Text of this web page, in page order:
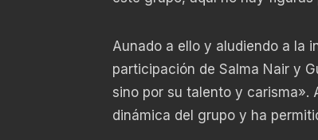
Aunado a ello y aludiendo a la
participación de Salma Nair y
sino por su talento y carisma».
dinámica del grupo y ha